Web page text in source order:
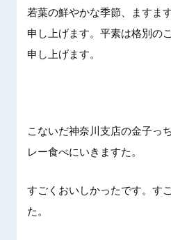
若葉の鮮やかな季節、ますま
申し上げます。平素は格別の
申し上げます。
こないだ神奈川支店の金子っ
レー食べにいきますた。
すごくおいしかったです。す
た。